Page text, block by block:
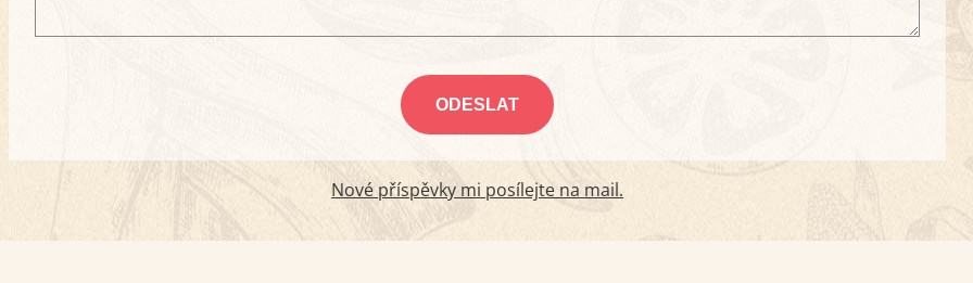
Nové příspěvky mi posílejte na mail.